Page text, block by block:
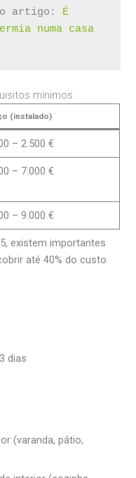
artigo: É
numa casa
mínimos
(instalado)
– 2.500 €
– 7.000 €
– 9.000 €
existem importantes
até 40% do custo
dias
(varanda, pátio,